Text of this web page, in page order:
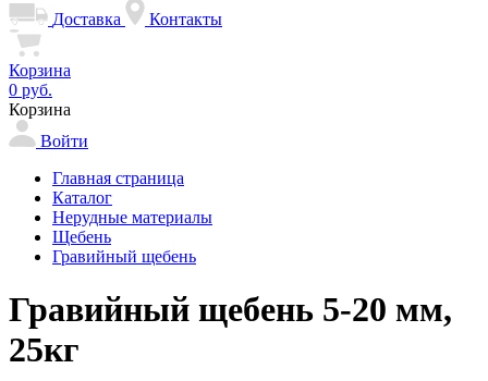
Доставка
Контакты
Корзина
0 руб.
Корзина
Войти
Главная страница
Каталог
Нерудные материалы
Щебень
Гравийный щебень
Гравийный щебень 5-20 мм,
25кг